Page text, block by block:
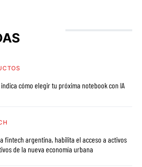
cómo elegir tu próxima notebook con IA
argentina, habilita el acceso a activos
de la nueva economía urbana